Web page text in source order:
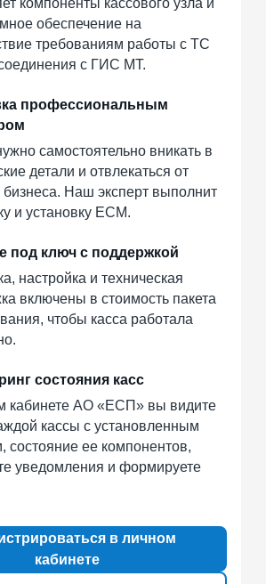
компоненты кассового узла и
обеспечение на
требованиям работы с ТС
с ГИС МТ.
профессиональным
самостоятельно вникать в
детали и отвлекаться от
бизнеса. Наш эксперт выполнит
и установку ЕСМ.
под ключ с поддержкой
настройка и техническая
включены в стоимость пакета
чтобы касса работала
состояния касс
кабинете АО «ЕСП» вы видите
кассы с установленным
состояние ее компонентов,
уведомления и формируете
в личном
кабинете